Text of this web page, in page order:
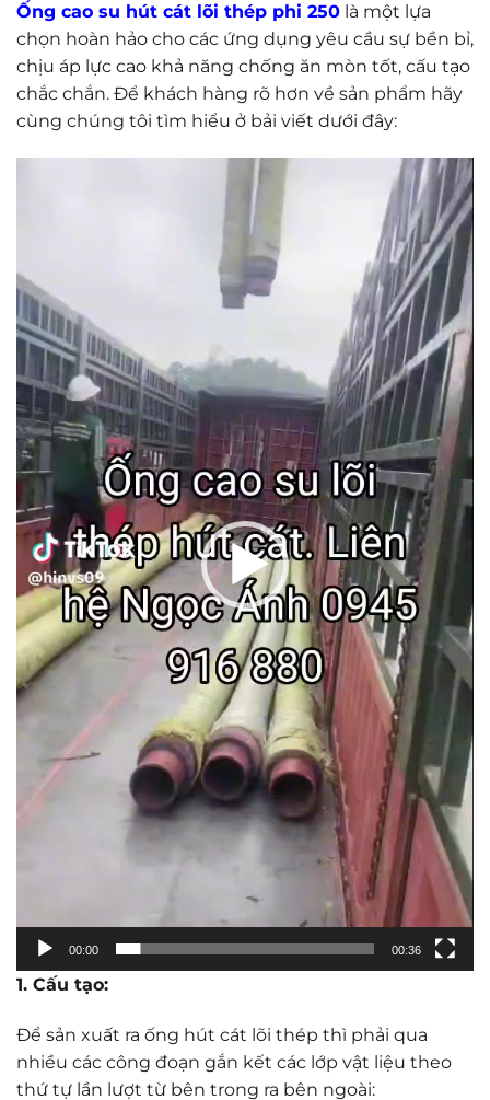
Ống cao su hút cát lõi thép phi 250 là một lựa
chọn hoàn hảo cho các ứng dụng yêu cầu sự bền bỉ,
chịu áp lực cao khả năng chống ăn mòn tốt, cấu tạo
chắc chắn. Để khách hàng rõ hơn về sản phẩm hãy
cùng chúng tôi tìm hiểu ở bải viết dưới đây:
00:00 00:36
1. Cấu tạo:
Để sản xuất ra ống hút cát lõi thép thì phải qua
nhiều các công đoạn gắn kết các lớp vật liệu theo
thứ tự lần lượt từ bên trong ra bên ngoài: